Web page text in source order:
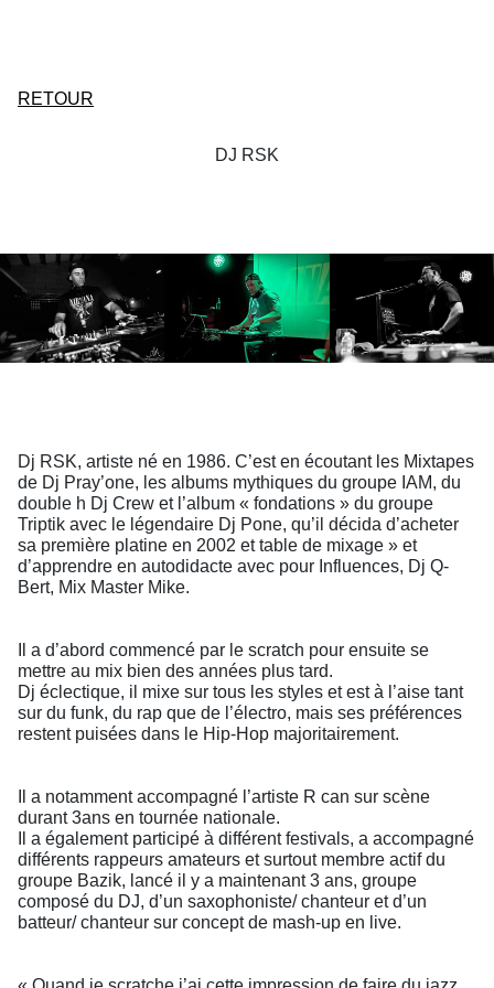
RETOUR
DJ RSK
Dj RSK, artiste né en 1986. C’est en écoutant les Mixtapes
de Dj Pray’one, les albums mythiques du groupe IAM, du
double h Dj Crew et l’album « fondations » du groupe
Triptik avec le légendaire Dj Pone, qu’il décida d’acheter
sa première platine en 2002 et table de mixage » et
d’apprendre en autodidacte avec pour Influences, Dj Q-
Bert, Mix Master Mike.
Il a d’abord commencé par le scratch pour ensuite se
mettre au mix bien des années plus tard.
Dj éclectique, il mixe sur tous les styles et est à l’aise tant
sur du funk, du rap que de l’électro, mais ses préférences
restent puisées dans le Hip-Hop majoritairement.
Il a notamment accompagné l’artiste R can sur scène
durant 3ans en tournée nationale.
Il a également participé à différent festivals, a accompagné
différents rappeurs amateurs et surtout membre actif du
groupe Bazik, lancé il y a maintenant 3 ans, groupe
composé du DJ, d’un saxophoniste/ chanteur et d’un
batteur/ chanteur sur concept de mash-up en live.